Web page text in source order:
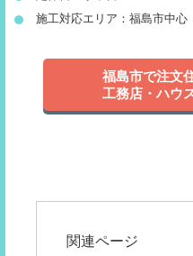
施工対応エリア：福島市中心
福島市で注文
工務店・ハウ
関連ページ